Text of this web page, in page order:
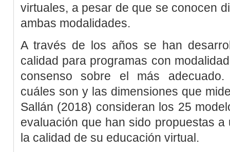
virtuales, a pesar de que se conocen
ambas modalidades.
A través de los años se han
calidad para programas con
consenso sobre el más adecuado.
cuáles son y las dimensiones que
Sallán (2018) consideran los 25
evaluación que han sido propuestas
la calidad de su educación virtual.